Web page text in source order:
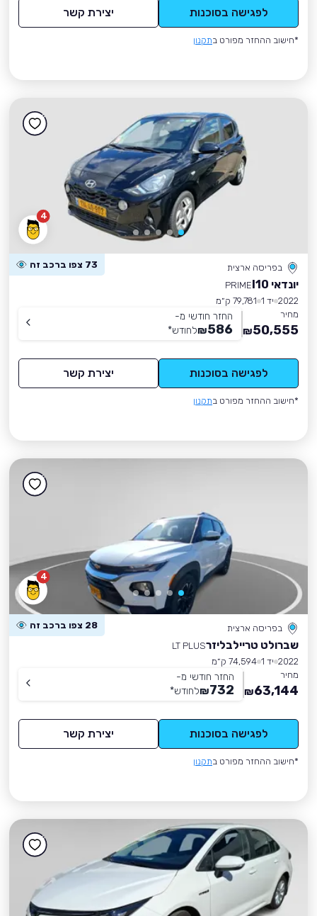
לפגישה בסוכנות יצירת קשר
*חישוב ההחזר מפורט בתקנון
4
בפריסה ארצית 73 צפו ברכב זה
יונדאי I10
PRIME
2022 יד 1
79,781 ק״מ
מחיר
50,555
₪
החזר חודשי מ-
586
₪לחודש*
לפגישה בסוכנות יצירת קשר
*חישוב ההחזר מפורט בתקנון
4
בפריסה ארצית 28 צפו ברכב זה
שברולט טריילבליזרLT PLUS
2022 יד 1
74,594 ק״מ
מחיר
63,144
₪
החזר חודשי מ-
732
₪לחודש*
לפגישה בסוכנות יצירת קשר
*חישוב ההחזר מפורט בתקנון